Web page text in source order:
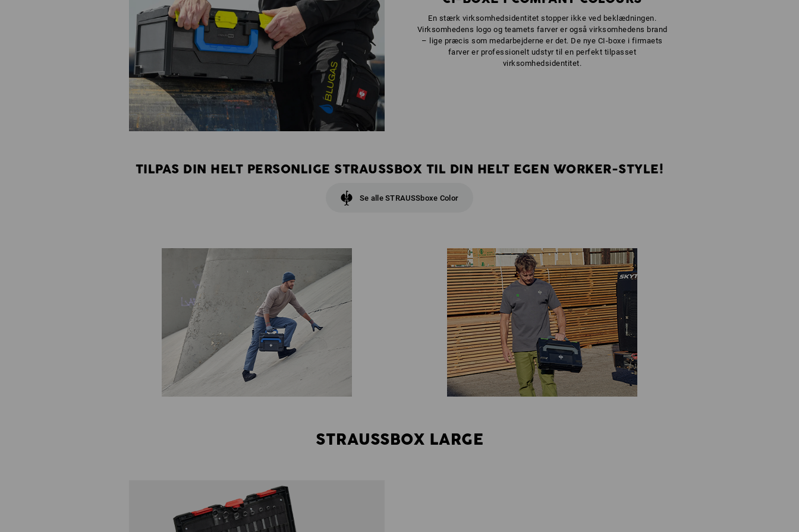
En stærk virksomhedsidentitet stopper ikke ved beklædningen.
Virksomhedens logo og teamets farver er også virksomhedens brand
– lige præcis som medarbejderne er det. De nye CI-boxe i firmaets
farver er professionelt udstyr til en perfekt tilpasset
virksomhedsidentitet.
TILPAS DIN HELT PERSONLIGE STRAUSSBOX TIL DIN HELT EGEN WORKER-STYLE!
Se alle STRAUSSboxe Color
STRAUSSBOX LARGE